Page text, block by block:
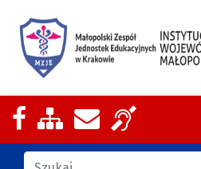
Nasza strona na Facebooku
Zobacz mapę strony
Wyślij emailZakres
Znajdź na stronie